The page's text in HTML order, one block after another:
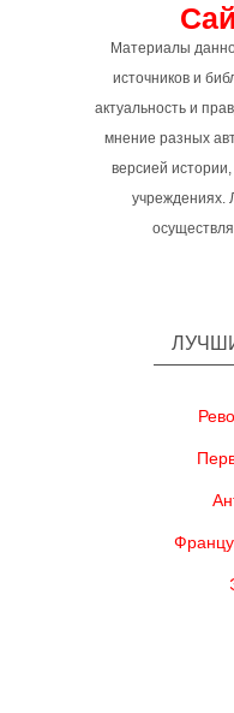
Материалы
источников и
актуальность и
мнение разных
версией
учреждениях.